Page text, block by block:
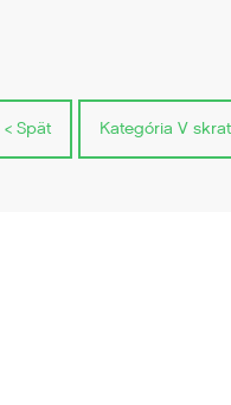
< Spät Kategória V